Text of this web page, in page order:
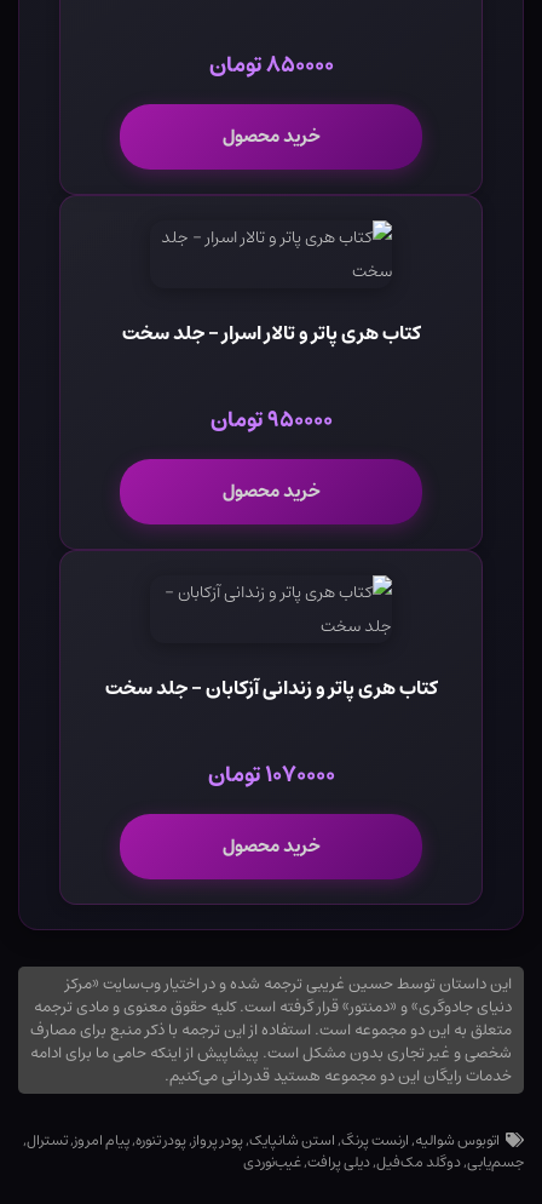
۸۵۰۰۰۰ تومان
خرید محصول
کتاب هری پاتر و تالار اسرار - جلد سخت
۹۵۰۰۰۰ تومان
خرید محصول
کتاب هری پاتر و زندانی آزکابان - جلد سخت
۱۰۷۰۰۰۰ تومان
خرید محصول
این داستان توسط حسین غریبی ترجمه شده و در اختیار وب‌سایت «مرکز
دنیای جادوگری» و «دمنتور» قرار گرفته است. کلیه حقوق معنوی و مادی ترجمه
متعلق به این دو مجموعه است. استفاده از این ترجمه با ذکر منبع برای مصارف
شخصی و غیر تجاری بدون مشکل است. پیشاپیش از اینکه حامی ما برای ادامه
خدمات رایگان این دو مجموعه هستید قدردانی می‌کنیم.
اتوبوس شوالیه,ارنست پرنگ,استن شانپایک,پودر پرواز,پودر تنوره,پیام امروز,تسترال,
جسم‌یابی,دوگلد مک‌فیل,دیلی پرافت,غیب‌نوردی